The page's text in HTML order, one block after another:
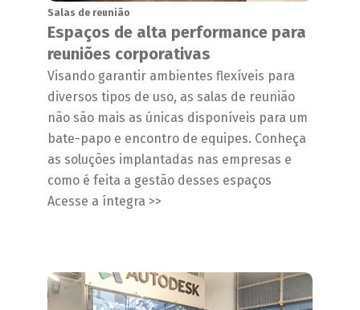
Salas de reunião
Espaços de alta performance para
reuniões corporativas
Visando garantir ambientes flexíveis para
diversos tipos de uso, as salas de reunião
não são mais as únicas disponíveis para um
bate-papo e encontro de equipes. Conheça
as soluções implantadas nas empresas e
como é feita a gestão desses espaços
Acesse a íntegra >>